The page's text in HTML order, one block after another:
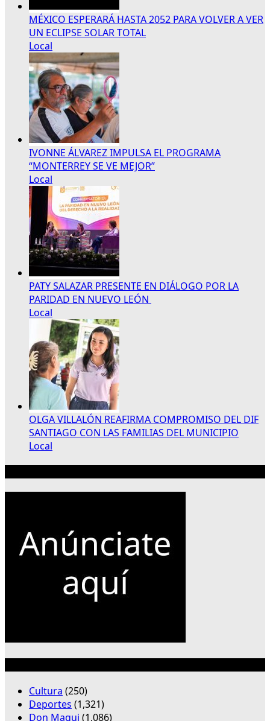
MÉXICO ESPERARÁ HASTA 2052 PARA VOLVER A VER
UN ECLIPSE SOLAR TOTAL
Local
IVONNE ÁLVAREZ IMPULSA EL PROGRAMA
“MONTERREY SE VE MEJOR”
Local
PATY SALAZAR PRESENTE EN DIÁLOGO POR LA
PARIDAD EN NUEVO LEÓN
Local
OLGA VILLALÓN REAFIRMA COMPROMISO DEL DIF
SANTIAGO CON LAS FAMILIAS DEL MUNICIPIO
Local
Cultura (250)
Deportes (1,321)
Don Maqui (1,086)